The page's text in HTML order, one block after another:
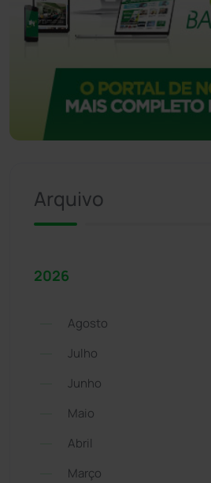
Arquivo
2026
Agosto
Julho
Junho
Maio
Abril
Março